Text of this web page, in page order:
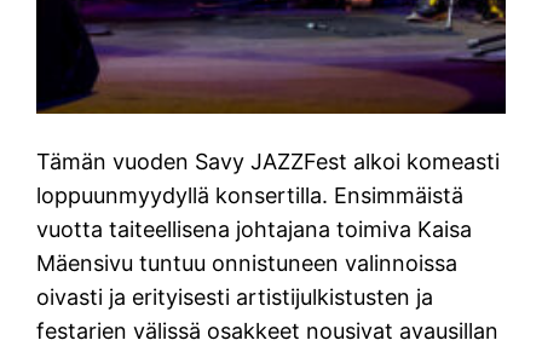
Tämän vuoden Savy JAZZFest alkoi komeasti
loppuunmyydyllä konsertilla. Ensimmäistä
vuotta taiteellisena johtajana toimiva Kaisa
Mäensivu tuntuu onnistuneen valinnoissa
oivasti ja erityisesti artistijulkistusten ja
festarien välissä osakkeet nousivat avausillan